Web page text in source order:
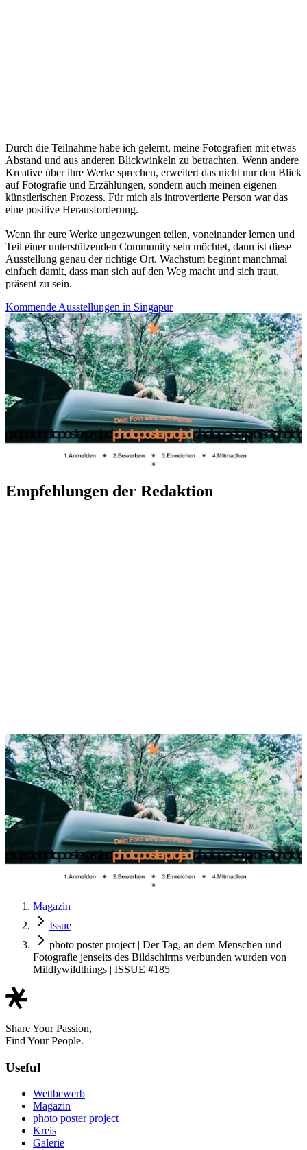
Durch die Teilnahme habe ich gelernt, meine Fotografien mit etwas
Abstand und aus anderen Blickwinkeln zu betrachten. Wenn andere
Kreative über ihre Werke sprechen, erweitert das nicht nur den Blick
auf Fotografie und Erzählungen, sondern auch meinen eigenen
künstlerischen Prozess. Für mich als introvertierte Person war das
eine positive Herausforderung.
Wenn ihr eure Werke ungezwungen teilen, voneinander lernen und
Teil einer unterstützenden Community sein möchtet, dann ist diese
Ausstellung genau der richtige Ort. Wachstum beginnt manchmal
einfach damit, dass man sich auf den Weg macht und sich traut,
präsent zu sein.
Kommende Ausstellungen in Singapur
Empfehlungen der Redaktion
Magazin
Issue
photo poster project | Der Tag, an dem Menschen und
Fotografie jenseits des Bildschirms verbunden wurden von
Mildlywildthings | ISSUE #185
Share Your Passion,
Find Your People.
Useful
Wettbewerb
Magazin
photo poster project
Kreis
Galerie